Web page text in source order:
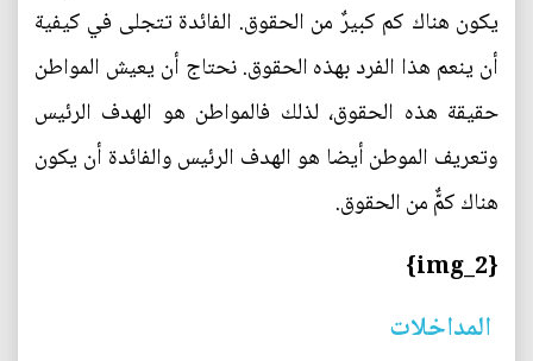
يكون هناك كم كبيرٌ من الحقوق. الفائدة تتجلى في كيفية
أن ينعم هذا الفرد بهذه الحقوق. نحتاج أن يعيش المواطن
حقيقة هذه الحقوق، لذلك فالمواطن هو الهدف الرئيس
وتعريف الموطن أيضا هو الهدف الرئيس والفائدة أن يكون
هناك كمٌّ من الحقوق.
{img_2}
المداخلات